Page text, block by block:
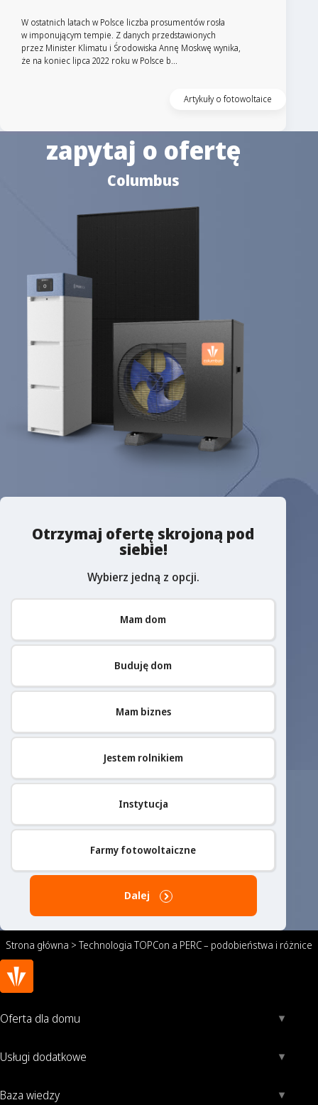
W ostatnich latach w Polsce liczba prosumentów rosła
w imponującym tempie. Z danych przedstawionych
przez Minister Klimatu i Środowiska Annę Moskwę wynika,
że na koniec lipca 2022 roku w Polsce b...
Artykuły o fotowoltaice
zapytaj o ofertę
Columbus
Otrzymaj ofertę skrojoną pod
siebie!
Wybierz jedną z opcji.
Mam dom
Buduję dom
Mam biznes
Jestem rolnikiem
Instytucja
Farmy fotowoltaiczne
Dalej
Strona główna > Technologia TOPCon a PERC – podobieństwa i różnice
Oferta dla domu
Usługi dodatkowe
Baza wiedzy